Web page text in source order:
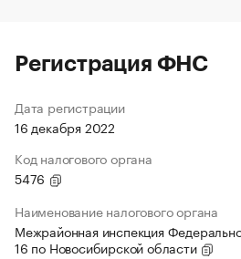
Регистрация ФНС
Дата регистрации
16 декабря 2022
Код налогового органа
5476
Наименование налогового органа
Межрайонная инспекция
16 по Новосибирской области